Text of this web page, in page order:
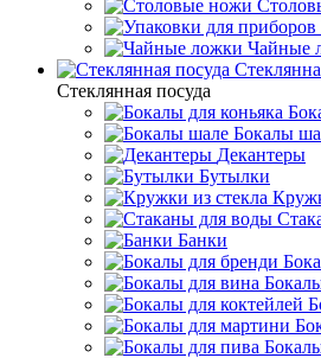
Чайные
Стеклянная посуда
Бокалы
Декантеры
Бутылки
Банки